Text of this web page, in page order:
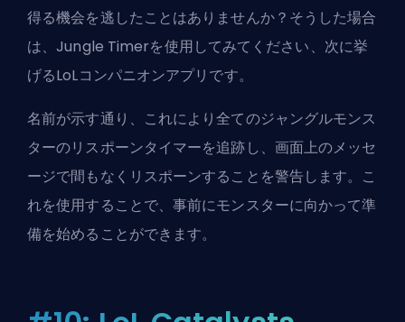
得る機会を逃したことはありませんか？そうした場合
は、Jungle Timerを使用してみてください、次に挙
げるLoLコンパニオンアプリです。
名前が示す通り、これにより全てのジャングルモンス
ターのリスポーンタイマーを追跡し、画面上のメッセ
ージで間もなくリスポーンすることを警告します。こ
れを使用することで、事前にモンスターに向かって準
備を始めることができます。